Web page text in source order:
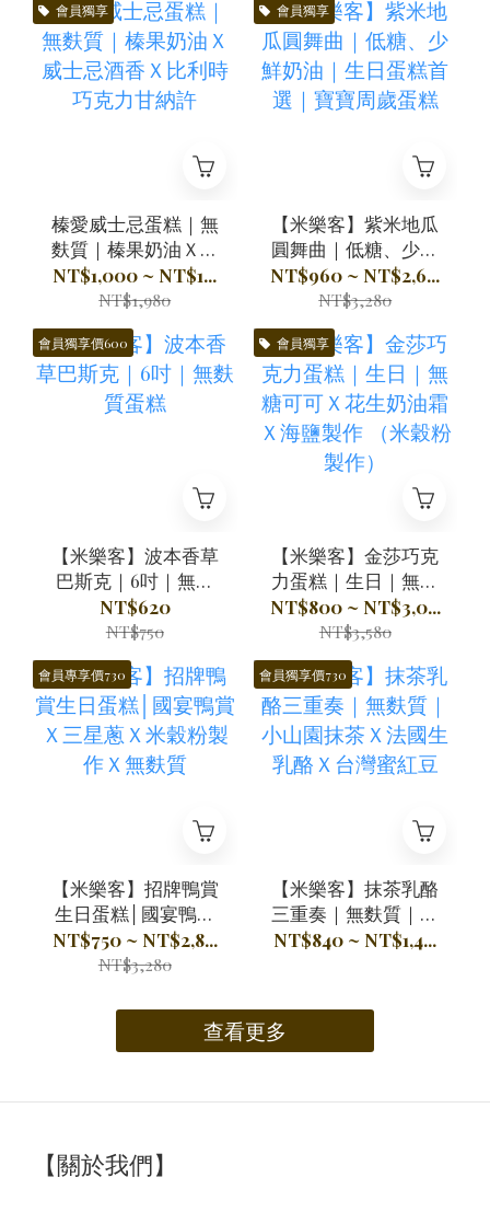
會員獨享
榛愛威士忌蛋糕｜無
麩質｜榛果奶油Ｘ威
士忌酒香Ｘ比利時巧
克力甘納許
NT$1,000 ~ NT$1...
NT$1,980
會員獨享
【米樂客】紫米地瓜
圓舞曲｜低糖、少鮮
奶油｜生日蛋糕首選
｜寶寶周歲蛋糕
NT$960 ~ NT$2,6...
NT$3,280
會員獨享價600
【米樂客】波本香草
巴斯克｜6吋｜無麩
質蛋糕
NT$620
NT$750
會員獨享
【米樂客】金莎巧克
力蛋糕｜生日｜無糖
可可Ｘ花生奶油霜Ｘ
海鹽製作 （米穀粉
製作）
NT$800 ~ NT$3,0...
NT$3,580
會員專享價730
【米樂客】招牌鴨賞
生日蛋糕│國宴鴨賞
Ｘ三星蔥Ｘ米穀粉製
作Ｘ無麩質
NT$750 ~ NT$2,8...
NT$3,280
會員獨享價730
【米樂客】抹茶乳酪
三重奏｜無麩質｜小
山園抹茶Ｘ法國生乳
NT$840 ~ NT$1,4...
查看更多
【關於我們】